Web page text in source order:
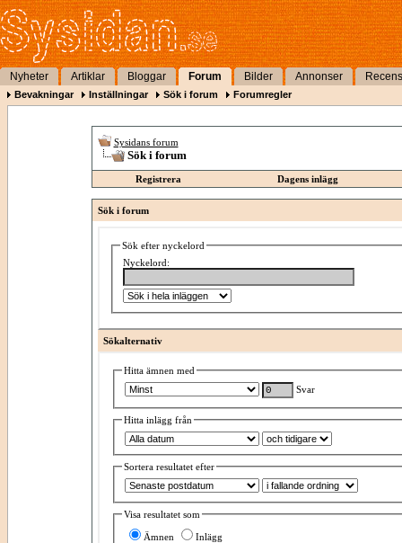
Nyheter Artiklar Bloggar Forum Bilder Annonser
Bevakningar Inställningar Sök i forum Forumregler
Sysidans forum
Sök i forum
Registrera Dagens inlägg
Sök i forum
Sök efter nyckelord
Nyckelord:
Sökalternativ
Hitta ämnen med
Svar
Hitta inlägg från
Sortera resultatet efter
Visa resultatet som
Ämnen Inlägg